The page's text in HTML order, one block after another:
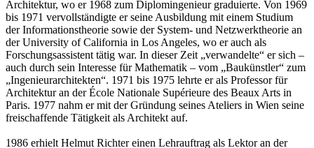
Architektur, wo er 1968 zum Diplomingenieur graduierte. Von 1969
bis 1971 vervollständigte er seine Ausbildung mit einem Studium
der Informationstheorie sowie der System- und Netzwerktheorie an
der University of California in Los Angeles, wo er auch als
Forschungsassistent tätig war. In dieser Zeit „verwandelte“ er sich –
auch durch sein Interesse für Mathematik – vom „Baukünstler“ zum
„Ingenieurarchitekten“. 1971 bis 1975 lehrte er als Professor für
Architektur an der École Nationale Supérieure des Beaux Arts in
Paris. 1977 nahm er mit der Gründung seines Ateliers in Wien seine
freischaffende Tätigkeit als Architekt auf.
1986 erhielt Helmut Richter einen Lehrauftrag als Lektor an der